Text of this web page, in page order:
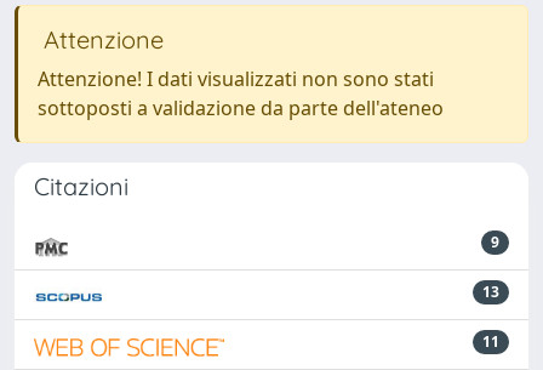
Attenzione
Attenzione! I dati visualizzati non sono stati
sottoposti a validazione da parte dell'ateneo
Citazioni
9
13
11